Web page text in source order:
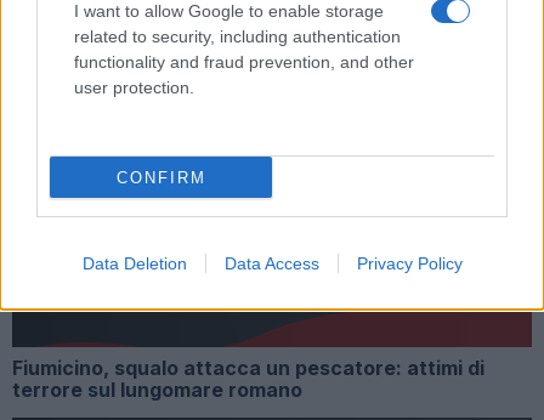
I want to allow Google to enable storage
related to security, including authentication
functionality and fraud prevention, and other
user protection.
CONFIRM
Data Deletion Data Access Privacy Policy
antidroga IV Municipio
san basilio
ultime-notizie
ARTICOLI CORRELATI
Fiumicino, squalo attacca un pescatore: attimi di
terrore sul lungomare romano